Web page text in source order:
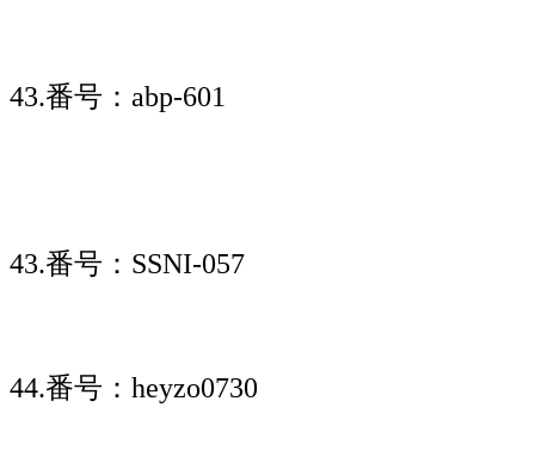
43.番号：abp-601
43.番号：SSNI-057
44.番号：heyzo0730